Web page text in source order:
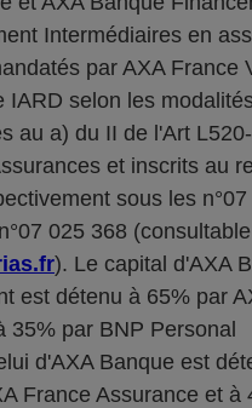
Intermédiaires en
par AXA France
IARD selon les
au a) du II de l'Art
et inscrits au
sous les n°07
025 368 (consultable
). Le capital d'AXA
est détenu à 65% par
35% par BNP Personal
d'AXA Banque est
France Assurance et à